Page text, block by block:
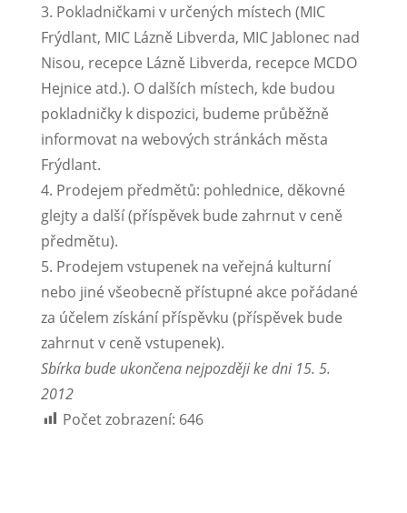
3. Pokladničkami v určených místech (MIC
Frýdlant, MIC Lázně Libverda, MIC Jablonec nad
Nisou, recepce Lázně Libverda, recepce MCDO
Hejnice atd.). O dalších místech, kde budou
pokladničky k dispozici, budeme průběžně
informovat na webových stránkách města
Frýdlant.
4. Prodejem předmětů: pohlednice, děkovné
glejty a další (příspěvek bude zahrnut v ceně
předmětu).
5. Prodejem vstupenek na veřejná kulturní
nebo jiné všeobecně přístupné akce pořádané
za účelem získání příspěvku (příspěvek bude
zahrnut v ceně vstupenek).
Sbírka bude ukončena nejpozději ke dni 15. 5.
2012
Počet zobrazení: 646